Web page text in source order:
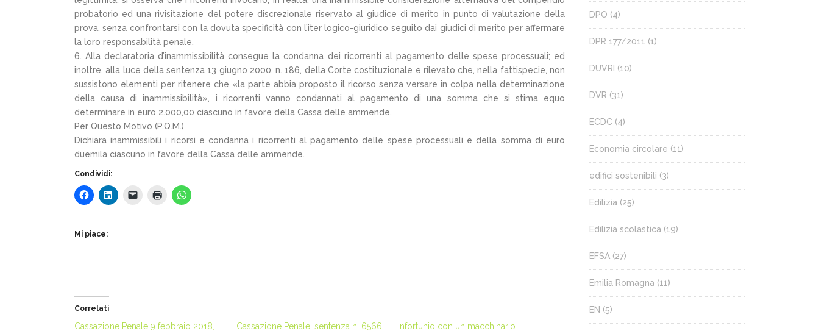
probatorio ed una rivisitazione del potere discrezionale riservato al giudice di merito in punto di valutazione della
prova, senza confrontarsi con la dovuta specificità con l’iter logico-giuridico seguito dai giudici di merito per affermare
la loro responsabilità penale.
6. Alla declaratoria d’inammissibilità consegue la condanna dei ricorrenti al pagamento delle spese processuali; ed
inoltre, alla luce della sentenza 13 giugno 2000, n. 186, della Corte costituzionale e rilevato che, nella fattispecie, non
sussistono elementi per ritenere che «la parte abbia proposto il ricorso senza versare in colpa nella determinazione
della causa di inammissibilità», i ricorrenti vanno condannati al pagamento di una somma che si stima equo
determinare in euro 2.000,00 ciascuno in favore della Cassa delle ammende.
Per Questo Motivo (P.Q.M.)
Dichiara inammissibili i ricorsi e condanna i ricorrenti al pagamento delle spese processuali e della somma di euro
duemila ciascuno in favore della Cassa delle ammende.
Condividi:
Mi piace:
Correlati
Cassazione Penale 9 febbraio 2018, Cassazione Penale, sentenza n. 6566 Infortunio con un macchinario
DPO (4)
DPR 177/2011 (1)
DUVRI (10)
DVR (31)
ECDC (4)
Economia circolare (11)
edifici sostenibili (3)
Edilizia (25)
Edilizia scolastica (19)
EFSA (27)
Emilia Romagna (11)
EN (5)